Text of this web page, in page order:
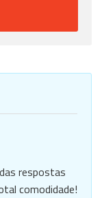
respostas
comodidade!